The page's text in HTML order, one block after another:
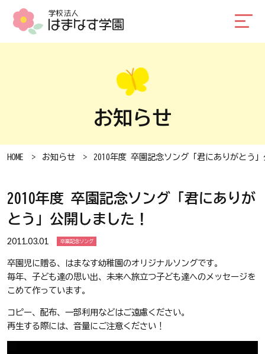
お知らせ
HOME お知らせ 2010年度 卒園記念ソング「君にありがとう
2010年度 卒園記念ソング「君にありが
とう」公開しました！
2011.03.01 卒業記念ソング
卒園児に贈る、はまなす幼稚園のオリジナルソングです。
毎年、子ども達の思い出、未来へ旅立つ子ども達へのメッセージを
こめて作っています。
コピー、配布、一部利用などはご遠慮ください。
再生する際には、音量にご注意ください！